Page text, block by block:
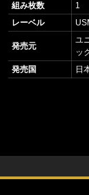
組み枚数
1
レーベル
発売元
ユ
ッ
発売国
日